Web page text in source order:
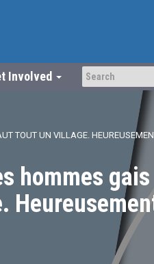
Involved
TOUT UN VILLAGE.
hommes